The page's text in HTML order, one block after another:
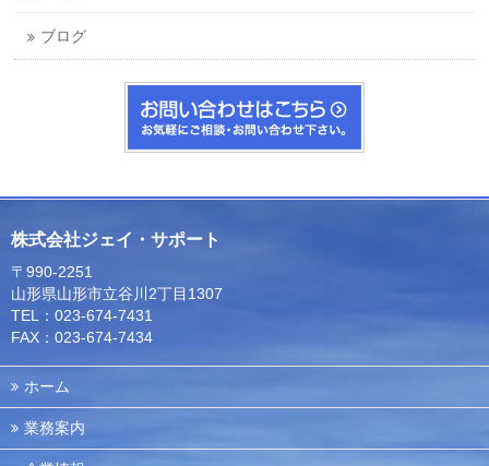
ブログ
株式会社ジェイ・サポート
〒990-2251
山形県山形市立谷川2丁目1307
TEL：023-674-7431
FAX：023-674-7434
ホーム
業務案内